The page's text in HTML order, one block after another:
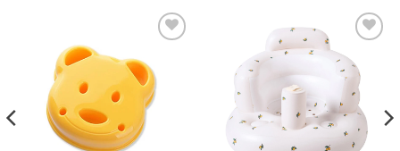
liste de
souhaits
à la
liste de
souhaits